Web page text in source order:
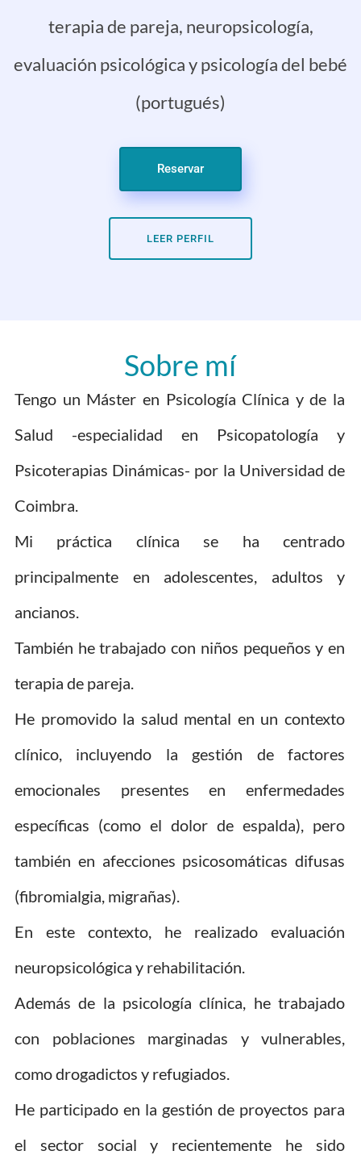
terapia de pareja, neuropsicología,
evaluación psicológica y psicología del bebé
(portugués)
Reservar
LEER PERFIL
Sobre mí
Tengo un Máster en Psicología Clínica y de la
Salud -especialidad en Psicopatología y
Psicoterapias Dinámicas- por la Universidad de
Coimbra.
Mi práctica clínica se ha centrado
principalmente en adolescentes, adultos y
ancianos.
También he trabajado con niños pequeños y en
terapia de pareja.
He promovido la salud mental en un contexto
clínico, incluyendo la gestión de factores
emocionales presentes en enfermedades
específicas (como el dolor de espalda), pero
también en afecciones psicosomáticas difusas
(fibromialgia, migrañas).
En este contexto, he realizado evaluación
neuropsicológica y rehabilitación.
Además de la psicología clínica, he trabajado
con poblaciones marginadas y vulnerables,
como drogadictos y refugiados.
He participado en la gestión de proyectos para
el sector social y recientemente he sido